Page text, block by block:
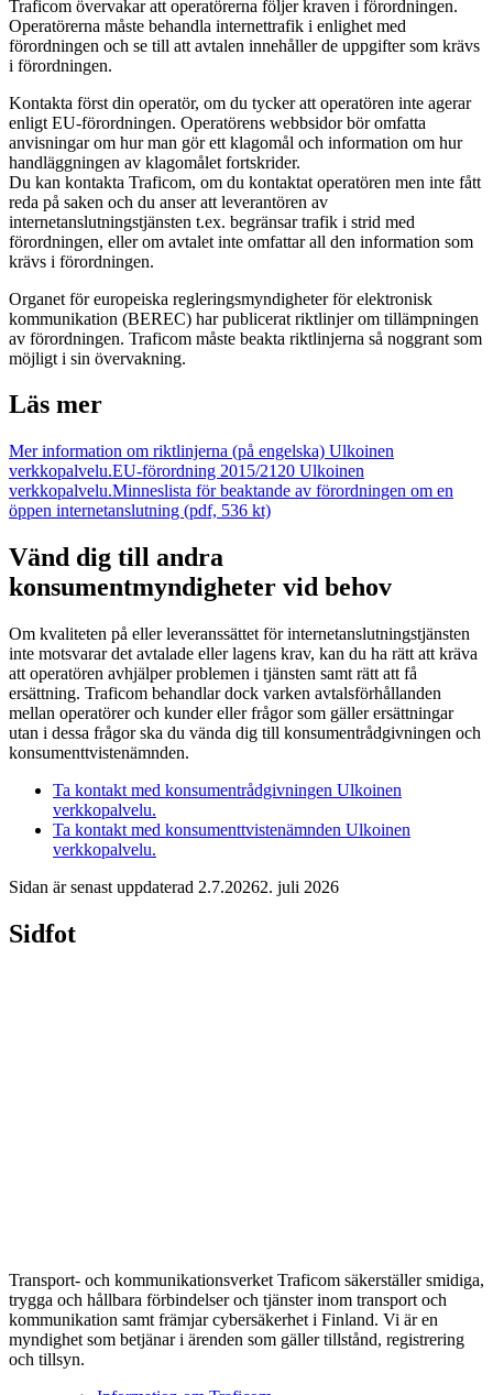
Traficom övervakar att operatörerna följer kraven i förordningen.
Operatörerna måste behandla internettrafik i enlighet med
förordningen och se till att avtalen innehåller de uppgifter som krävs
i förordningen.
Kontakta först din operatör, om du tycker att operatören inte agerar
enligt EU-förordningen. Operatörens webbsidor bör omfatta
anvisningar om hur man gör ett klagomål och information om hur
handläggningen av klagomålet fortskrider.
Du kan kontakta Traficom, om du kontaktat operatören men inte fått
reda på saken och du anser att leverantören av
internetanslutningstjänsten t.ex. begränsar trafik i strid med
förordningen, eller om avtalet inte omfattar all den information som
krävs i förordningen.
Organet för europeiska regleringsmyndigheter för elektronisk
kommunikation (BEREC) har publicerat riktlinjer om tillämpningen
av förordningen. Traficom måste beakta riktlinjerna så noggrant som
möjligt i sin övervakning.
Läs mer
Mer information om riktlinjerna (på engelska) Ulkoinen
verkkopalvelu.EU-förordning 2015/2120 Ulkoinen
verkkopalvelu.Minneslista för beaktande av förordningen om en
öppen internetanslutning (pdf, 536 kt)
Vänd dig till andra
konsumentmyndigheter vid behov
Om kvaliteten på eller leveranssättet för internetanslutningstjänsten
inte motsvarar det avtalade eller lagens krav, kan du ha rätt att kräva
att operatören avhjälper problemen i tjänsten samt rätt att få
ersättning. Traficom behandlar dock varken avtalsförhållanden
mellan operatörer och kunder eller frågor som gäller ersättningar
utan i dessa frågor ska du vända dig till konsumentrådgivningen och
konsumenttvistenämnden.
Ta kontakt med konsumentrådgivningen Ulkoinen
verkkopalvelu.
Ta kontakt med konsumenttvistenämnden Ulkoinen
verkkopalvelu.
Sidan är senast uppdaterad 2.7.20262. juli 2026
Sidfot
Transport- och kommunikationsverket Traficom säkerställer smidiga,
trygga och hållbara förbindelser och tjänster inom transport och
kommunikation samt främjar cybersäkerhet i Finland. Vi är en
myndighet som betjänar i ärenden som gäller tillstånd, registrering
och tillsyn.